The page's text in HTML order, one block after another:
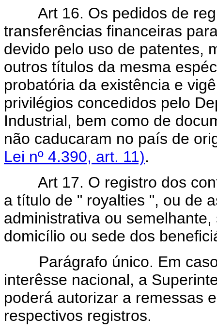
Art 16. Os pedidos de
transferências financeiras
devido pelo uso de patentes,
outros títulos da mesma
probatória da existência e
privilégios concedidos pelo
Industrial, bem como de
não caducaram no país de
Lei nº 4.390, art. 11).
Art 17. O registro dos
a título de " royalties ", ou de
administrativa ou
domicílio ou sede dos
Parágrafo único. Em
interêsse nacional, a
poderá autorizar a remessas
respectivos registros.